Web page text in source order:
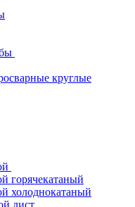
круглые
горячекатаный
холоднокатаный
лист